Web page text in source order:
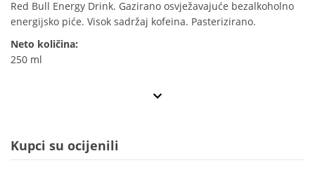
Red Bull Energy Drink. Gazirano osvježavajuće bezalkoholno
energijsko piće. Visok sadržaj kofeina. Pasterizirano.
Neto količina:
250 ml
Kupci su ocijenili